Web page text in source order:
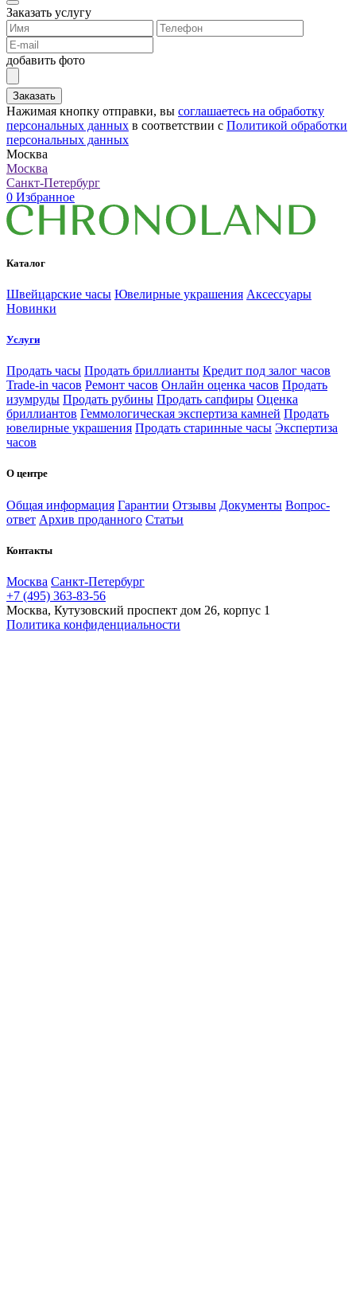
Заказать услугу
добавить фото
Заказать
Нажимая кнопку отправки, вы соглашаетесь на обработку
персональных данных в соответствии с Политикой обработки
персональных данных
Москва
Москва
Санкт-Петербург
0 Избранное
Каталог
Швейцарские часы Ювелирные украшения Аксессуары
Новинки
Услуги
Продать часы Продать бриллианты Кредит под залог часов
Trade-in часов Ремонт часов Онлайн оценка часов Продать
изумруды Продать рубины Продать сапфиры Оценка
бриллиантов Геммологическая экспертиза камней Продать
ювелирные украшения Продать старинные часы Экспертиза
часов
О центре
Общая информация Гарантии Отзывы Документы Вопрос-
ответ Архив проданного Статьи
Контакты
Москва Санкт-Петербург
+7 (495) 363-83-56
Москва, Кутузовский проспект дом 26, корпус 1
Политика конфиденциальности